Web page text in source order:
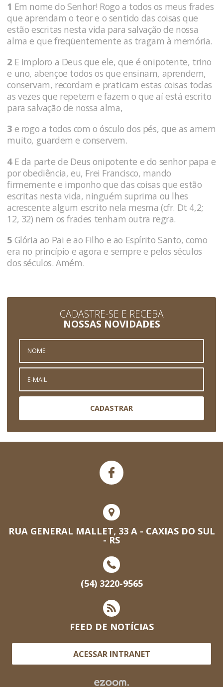
1 Em nome do Senhor! Rogo a todos os meus frades
que aprendam o teor e o sentido das coisas que
estão escritas nesta vida para salvação de nossa
alma e que freqüentemente as tragam à memória.
2 E imploro a Deus que ele, que é onipotente, trino
e uno, abençoe todos os que ensinam, aprendem,
conservam, recordam e praticam estas coisas todas
as vezes que repetem e fazem o que aí está escrito
para salvação de nossa alma,
3 e rogo a todos com o ósculo dos pés, que as amem
muito, guardem e conservem.
4E da parte de Deus onipotente e do senhor papa e
por obediência, eu, Frei Francisco, mando
firmemente e imponho que das coisas que estão
escritas nesta vida, ninguém suprima ou lhes
acrescente algum escrito nela mesma (cfr. Dt 4,2;
12, 32) nem os frades tenham outra regra.
5 Glória ao Pai e ao Filho e ao Espírito Santo, como
era no princípio e agora e sempre e pelos séculos
dos séculos. Amém.
CADASTRE-SE E RECEBA
NOSSAS NOVIDADES
CADASTRAR
RUA GENERAL MALLET, 33 A - CAXIAS DO SUL
- RS
(54) 3220-9565
FEED DE NOTÍCIAS
ACESSAR INTRANET